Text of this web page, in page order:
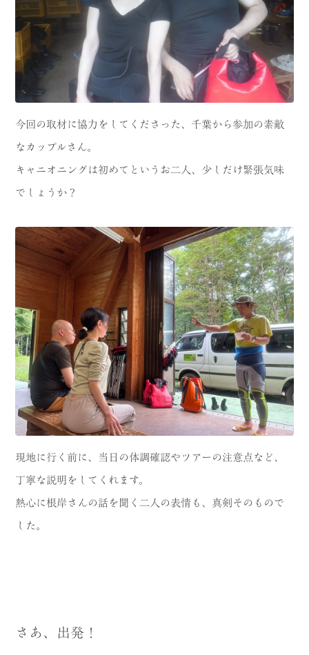
今回の取材に協力をしてくださった、千葉から参加の素敵
なカップルさん。
キャニオニングは初めてというお二人、少しだけ緊張気味
でしょうか？
現地に行く前に、当日の体調確認やツアーの注意点など、
丁寧な説明をしてくれます。
熱心に根岸さんの話を聞く二人の表情も、真剣そのもので
した。
さあ、出発！